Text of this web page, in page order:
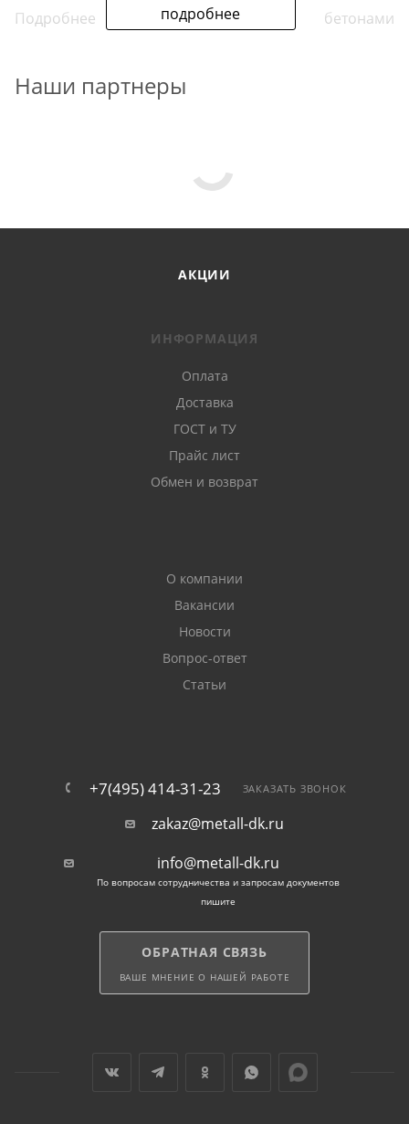
подробнее
Подробнее о разнице между бетонами
2019) позволит узнать наша таблица.
бетон)
бетон)
выше
Не выше
Особенности продукции
Одно из важных преимуществ материала — малый
вес, позволяющий без труда проводить погрузо-
продукции в продаже:
неограниченный срок службы;
огнеупорные качества.
Наши партнеры
АКЦИИ
ИНФОРМАЦИЯ
Оплата
Доставка
ГОСТ и ТУ
Прайс лист
Обмен и возврат
О компании
Вакансии
Новости
Вопрос-ответ
Статьи
+7(495) 414-31-23 ЗАКАЗАТЬ ЗВОНОК
zakaz@metall-dk.ru
info@metall-dk.ru
По вопросам сотрудничества и запросам документов
пишите
ОБРАТНАЯ СВЯЗЬ
ВАШЕ МНЕНИЕ О НАШЕЙ РАБОТЕ